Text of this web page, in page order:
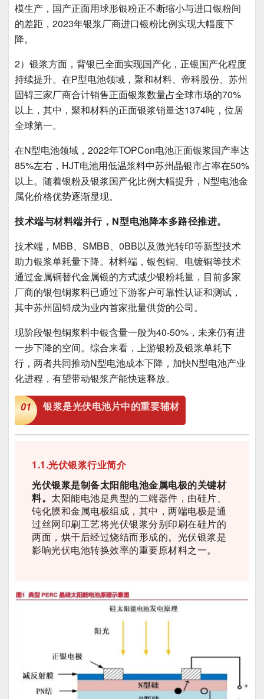
模生产，国产正面用球形银粉正不断缩小与进口银粉间
的差距，2023年银浆厂商进口银粉比例实现大幅度下
降。
2）银浆方面，背银已全面实现国产化，正银国产化程度
持续提升。在P型电池领域，聚和材料、帝科股份、苏州
固锝三家厂商合计销售正面银浆数量占全球市场的70%
以上，其中，聚和材料的正面银浆销量达1374吨，位居
全球第一。
在N型电池领域，2022年TOPCon电池正面银浆国产率达
85%左右，HJT电池用低温浆料中苏州晶银市占率在50%
以上。随着银粉及银浆国产化比例大幅提升，N型电池金
属化价格优势逐渐显现。
技术端与材料端并行，N型电池降本多路径推进。
技术端，MBB、SMBB、0BB以及激光转印等新型技术
助力银浆单耗量下降。材料端，银包铜、电镀铜等技术
通过金属铜替代金属银的方式减少银粉耗量，目前多家
厂商的银包铜浆料已通过下游客户可靠性认证和测试，
其中苏州固锝成为业内首家批量供货的公司。
现阶段银包铜浆料中银含量一般为40-50%，未来仍有进
一步下降的空间。综合来看，上游银粉及银浆单耗下
行，两者共同推动N型电池成本下降，加快N型电池产业
化进程，有望带动银浆产能快速释放。
01 银浆是光伏电池片中的重要辅材
1.1.光伏银浆行业简介
光伏银浆是制备太阳能电池金属电极的关键材
料。 太阳能电池是典型的二端器件，由硅片、
钝化膜和金属电极组成，其中，两端电极是通
过丝网印刷工艺将光伏银浆分别印刷在硅片的
两面，烘干后经过烧结而形成的。光伏银浆是
影响光伏电池转换效率的重要原材料之一。